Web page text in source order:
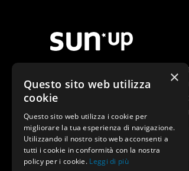
Noi di Sunup siamo un gruppo di
appassionate che ha a cuore il tuo
seguiamo personalmente dal
servizio di post vendita perché la
con noi sia unica e speciale.
×
Questo sito web utilizza
cookie
Questo sito web utilizza i cookie per
migliorare la tua esperienza di navigazione.
Utilizzando il nostro sito web acconsenti a
tutti i cookie in conformità con la nostra
policy per i cookie. Leggi di più